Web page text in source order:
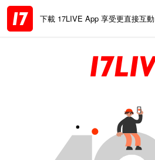
下載 17LIVE App 享受更直接互動